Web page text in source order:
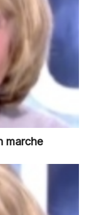
marche